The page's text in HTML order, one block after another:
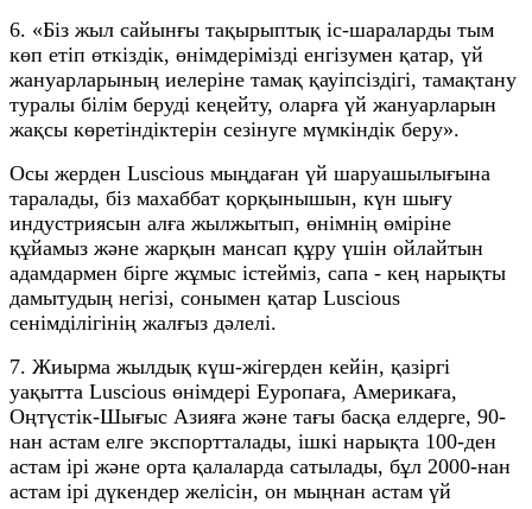
6. «Біз жыл сайынғы тақырыптық іс-шараларды тым
көп етіп өткіздік, өнімдерімізді енгізумен қатар, үй
жануарларының иелеріне тамақ қауіпсіздігі, тамақтану
туралы білім беруді кеңейту, оларға үй жануарларын
жақсы көретіндіктерін сезінуге мүмкіндік беру».
Осы жерден Luscious мыңдаған үй шаруашылығына
таралады, біз махаббат қорқынышын, күн шығу
индустриясын алға жылжытып, өнімнің өміріне
құйамыз және жарқын мансап құру үшін ойлайтын
адамдармен бірге жұмыс істейміз, сапа - кең нарықты
дамытудың негізі, сонымен қатар Luscious
сенімділігінің жалғыз дәлелі.
7. Жиырма жылдық күш-жігерден кейін, қазіргі
уақытта Luscious өнімдері Еуропаға, Америкаға,
Оңтүстік-Шығыс Азияға және тағы басқа елдерге, 90-
нан астам елге экспортталады, ішкі нарықта 100-ден
астам ірі және орта қалаларда сатылады, бұл 2000-нан
астам ірі дүкендер желісін, он мыңнан астам үй